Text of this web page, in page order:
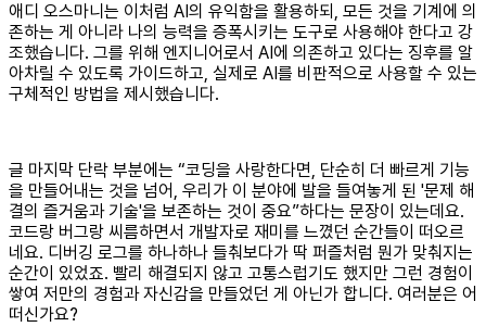
애디 오스마니는 이처럼 AI의 유익함을 활용하되, 모든 것을 기계에 의
존하는 게 아니라 나의 능력을 증폭시키는 도구로 사용해야 한다고 강
조했습니다. 그를 위해 엔지니어로서 AI에 의존하고 있다는 징후를 알
아차릴 수 있도록 가이드하고, 실제로 AI를 비판적으로 사용할 수 있는
구체적인 방법을 제시했습니다.
글 마지막 단락 부분에는 “코딩을 사랑한다면, 단순히 더 빠르게 기능
을 만들어내는 것을 넘어, 우리가 이 분야에 발을 들여놓게 된 '문제 해
결의 즐거움과 기술'을 보존하는 것이 중요”하다는 문장이 있는데요.
코드랑 버그랑 씨름하면서 개발자로 재미를 느꼈던 순간들이 떠오르
네요. 디버깅 로그를 하나하나 들춰보다가 딱 퍼즐처럼 뭔가 맞춰지는
순간이 있었죠. 빨리 해결되지 않고 고통스럽기도 했지만 그런 경험이
쌓여 저만의 경험과 자신감을 만들었던 게 아닌가 합니다. 여러분은 어
떠신가요?